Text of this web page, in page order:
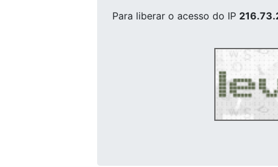
Para liberar o acesso do IP